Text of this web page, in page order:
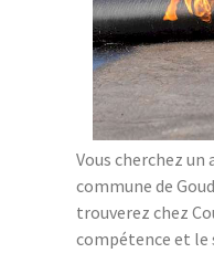
Vous cherchez un
commune de
trouverez chez
compétence et le